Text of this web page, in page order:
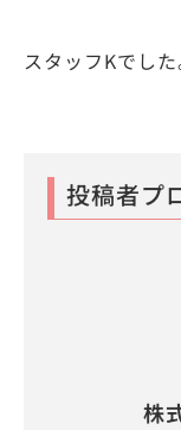
スタッフKでした
投稿者プ
株